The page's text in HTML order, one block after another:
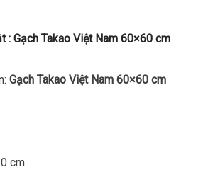
: Gạch Takao Việt Nam 60×60 cm
Gạch Takao Việt Nam 60×60 cm
cm